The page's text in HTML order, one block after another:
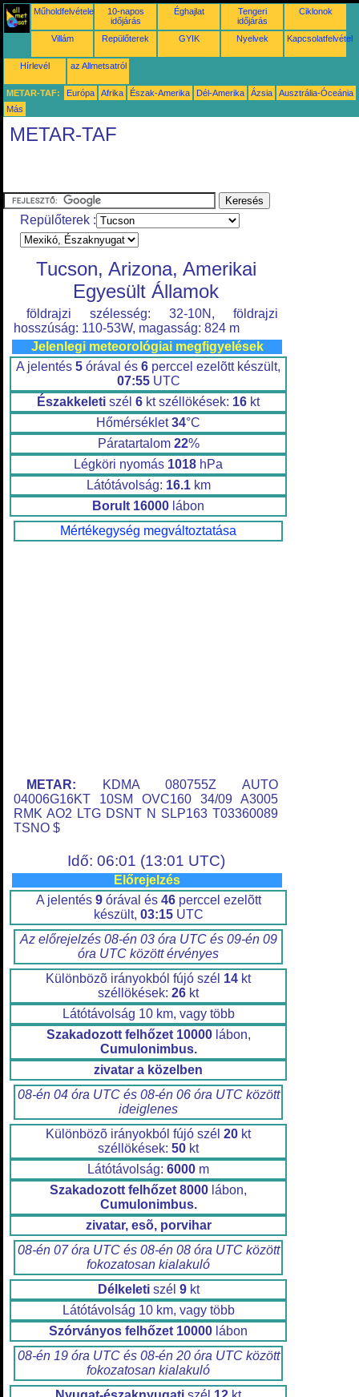
Műholdfelvételek
10-napos
időjárás
Éghajlat
Tengeri
időjárás
Ciklonok
Villám Repülőterek GYIK Nyelvek Kapcsolatfelvétel
Hírlevél az Allmetsatról
METAR-TAF: Európa Afrika Észak-Amerika Dél-Amerika Ázsia
Ausztrália-Óceánia
Más
METAR-TAF
Repülőterek :
Tucson, Arizona, Amerikai
Egyesült Államok
földrajzi szélesség: 32-10N, földrajzi
hosszúság: 110-53W, magasság: 824 m
Jelenlegi meteorológiai megfigyelések
A jelentés 5 órával és 6 perccel ezelõtt készült,
07:55UTC
Északkeleti szél 6 kt széllökések: 16 kt
Hőmérséklet34°C
Páratartalom 22%
Légköri nyomás 1018 hPa
Látótávolság: 16.1km
Borult 16000 lábon
Mértékegység megváltoztatása
METAR: KDMA 080755Z AUTO
04006G16KT 10SM OVC160 34/09 A3005
RMK AO2 LTG DSNT N SLP163 T03360089
TSNO $
Idő: 06:01 (13:01 UTC)
Előrejelzés
A jelentés 9órával és 46perccel ezelõtt
készült, 03:15UTC
Az előrejelzés 08-én 03 óra UTC és 09-én 09
óra UTC között érvényes
Különbözõ irányokból fújó szél 14 kt
széllökések: 26 kt
Látótávolság 10 km, vagy több
Szakadozott felhőzet 10000lábon,
Cumulonimbus.
zivatar a közelben
08-én 04 óra UTC és 08-én 06 óra UTC között
ideiglenes
Különbözõ irányokból fújó szél 20 kt
széllökések: 50 kt
Látótávolság: 6000 m
Szakadozott felhőzet 8000 lábon,
Cumulonimbus.
zivatar, esõ, porvihar
08-én 07 óra UTC és 08-én 08 óra UTC között
fokozatosan kialakuló
Délkeletiszél 9kt
Látótávolság 10 km, vagy több
Szórványos felhőzet 10000 lábon
08-én 19 óra UTC és 08-én 20 óra UTC között
fokozatosan kialakuló